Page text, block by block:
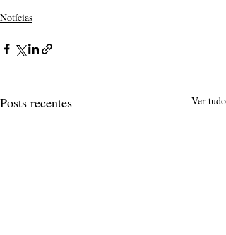
Notícias
Posts recentes Ver tudo